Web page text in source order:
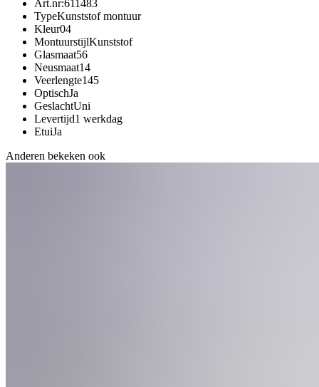
Art.nr:611483
TypeKunststof montuur
Kleur04
MontuurstijlKunststof
Glasmaat56
Neusmaat14
Veerlengte145
OptischJa
GeslachtUni
Levertijd1 werkdag
EtuiJa
Anderen bekeken ook